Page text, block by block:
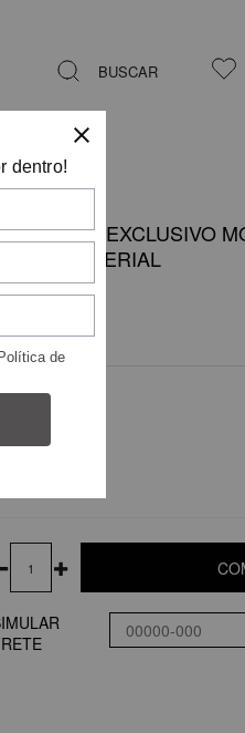
BUSCAR
EXCLUSIVO
AURUM IMPERIAL
dentro!
Política de